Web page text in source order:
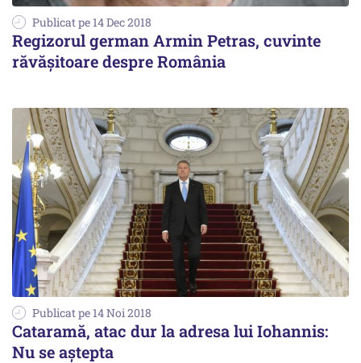
Publicat pe 14 Dec 2018
Regizorul german Armin Petras, cuvinte
răvășitoare despre România
Publicat pe 14 Noi 2018
Cataramă, atac dur la adresa lui Iohannis:
Nu se aștepta